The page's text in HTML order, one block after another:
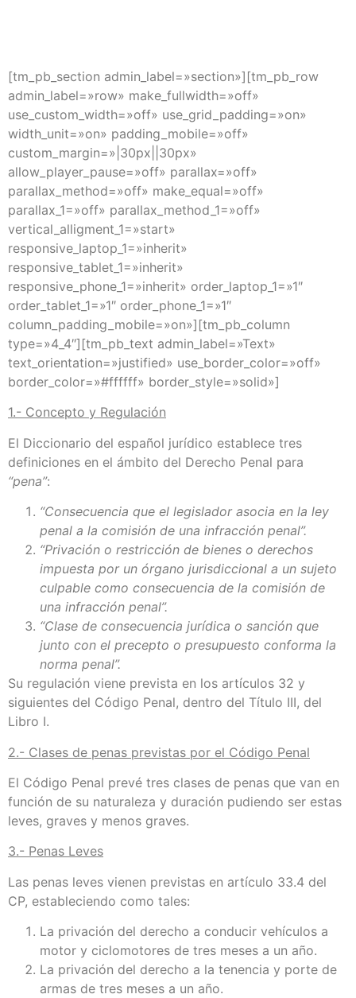
[tm_pb_section admin_label=»section»][tm_pb_row
admin_label=»row» make_fullwidth=»off»
use_custom_width=»off» use_grid_padding=»on»
width_unit=»on» padding_mobile=»off»
custom_margin=»|30px||30px»
allow_player_pause=»off» parallax=»off»
parallax_method=»off» make_equal=»off»
parallax_1=»off» parallax_method_1=»off»
vertical_alligment_1=»start»
responsive_laptop_1=»inherit»
responsive_tablet_1=»inherit»
responsive_phone_1=»inherit» order_laptop_1=»1″
order_tablet_1=»1″ order_phone_1=»1″
column_padding_mobile=»on»][tm_pb_column
type=»4_4″][tm_pb_text admin_label=»Text»
text_orientation=»justified» use_border_color=»off»
border_color=»#ffffff» border_style=»solid»]
1.- Concepto y Regulación
El Diccionario del español jurídico establece tres
definiciones en el ámbito del Derecho Penal para
“pena”:
“Consecuencia que el legislador asocia en la ley
penal a la comisión de una infracción penal”.
“Privación o restricción de bienes o derechos
impuesta por un órgano jurisdiccional a un sujeto
culpable como consecuencia de la comisión de
una infracción penal”.
“Clase de consecuencia jurídica o sanción que
junto con el precepto o presupuesto conforma la
norma penal”.
Su regulación viene prevista en los artículos 32 y
siguientes del Código Penal, dentro del Título III, del
Libro I.
2.- Clases de penas previstas por el Código Penal
El Código Penal prevé tres clases de penas que van en
función de su naturaleza y duración pudiendo ser estas
leves, graves y menos graves.
3.- Penas Leves
Las penas leves vienen previstas en artículo 33.4 del
CP, estableciendo como tales:
La privación del derecho a conducir vehículos a
motor y ciclomotores de tres meses a un año.
La privación del derecho a la tenencia y porte de
armas de tres meses a un año.